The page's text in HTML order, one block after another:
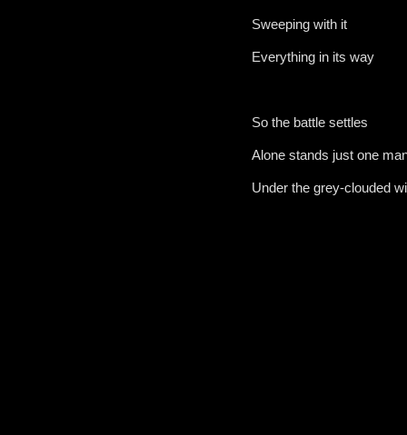
Sweeping with it
Everything in its way
So the battle settles
Alone stands just one
Under the grey-clouded